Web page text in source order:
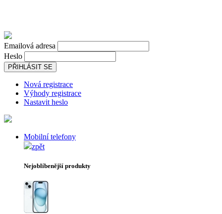
Emailová adresa
Heslo
PŘIHLÁSIT SE
Nová registrace
Výhody registrace
Nastavit heslo
Mobilní telefony
zpět
Nejoblíbenější produkty